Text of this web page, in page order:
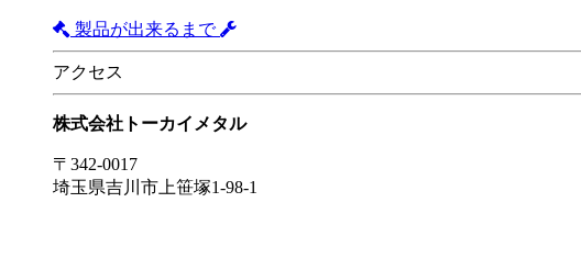
製品が出来るまで
アクセス
株式会社トーカイメタル
〒342-0017
埼玉県吉川市上笹塚1-98-1